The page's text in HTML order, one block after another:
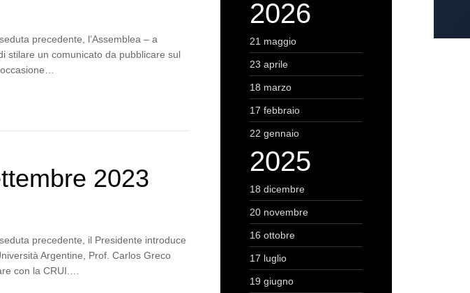
precedente, l’Assemblea – a
stilare un comunicato da pubblicare sul
2023
precedente, il Presidente introduce
Argentine, Prof. Carlos Greco
con la CRUI.…
2026
21 maggio
23 aprile
18 marzo
17 febbraio
22 gennaio
2025
18 dicembre
20 novembre
16 ottobre
17 luglio
19 giugno